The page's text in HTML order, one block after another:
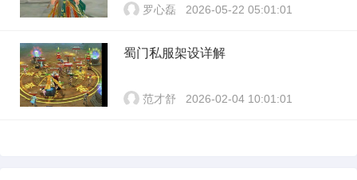
罗心磊 2026-05-22 05:01:01
蜀门私服架设详解
范才舒 2026-02-04 10:01:01